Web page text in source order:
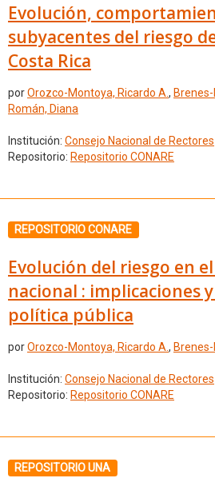
Evolución,
subyacentes del riesgo
Costa Rica
porOrozco-Montoya, Ricardo A.,
Román, Diana
Institución: Consejo Nacional de Rectores
Repositorio: Repositorio CONARE
REPOSITORIO CONARE
Evolución del riesgo en
nacional : implicaciones
política pública
porOrozco-Montoya, Ricardo A.,
Institución: Consejo Nacional de Rectores
Repositorio: Repositorio CONARE
REPOSITORIO UNA